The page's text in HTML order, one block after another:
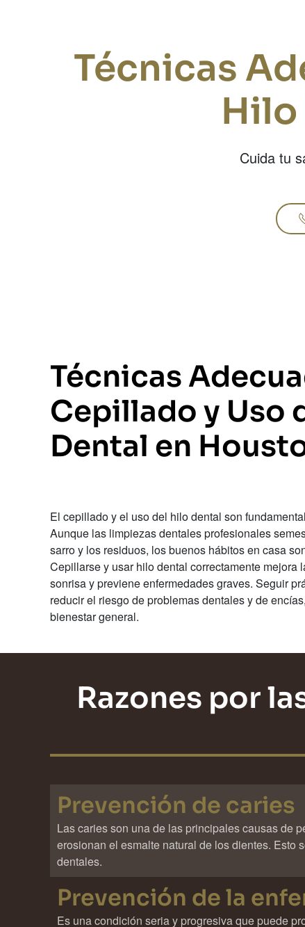
Técnicas
Hilo
Cuida tu
Técnicas
Cepillado y Uso
Dental en
El cepillado y el uso del hilo dental son
Aunque las limpiezas dentales profesionales
sarro y los residuos, los buenos hábitos en casa
Cepillarse y usar hilo dental correctamente mejora
sonrisa y previene enfermedades graves. Seguir
reducir el riesgo de problemas dentales y de
bienestar general.
Razones por
Prevención de caries
Las caries son una de las principales causas de
erosionan el esmalte natural de los dientes.
dentales.
Prevención de la
Es una condición seria y progresiva que puede